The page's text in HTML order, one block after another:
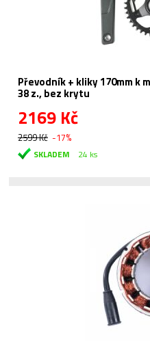
Převodník + kliky 170mm k
38 z., bez krytu
2169 Kč
2599 Kč -17%
SKLADEM 24 ks